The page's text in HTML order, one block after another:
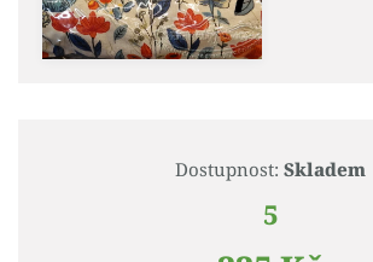
Dostupnost: Skladem
5